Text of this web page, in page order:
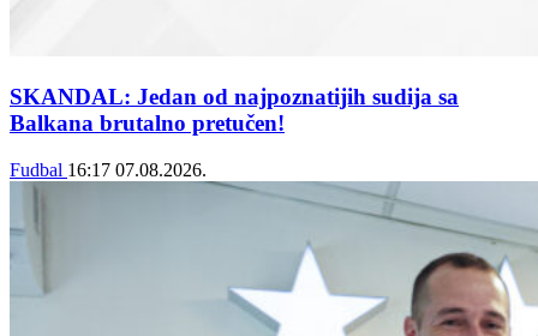
SKANDAL: Jedan od najpoznatijih sudija sa
Balkana brutalno pretučen!
Fudbal 16:17 07.08.2026.